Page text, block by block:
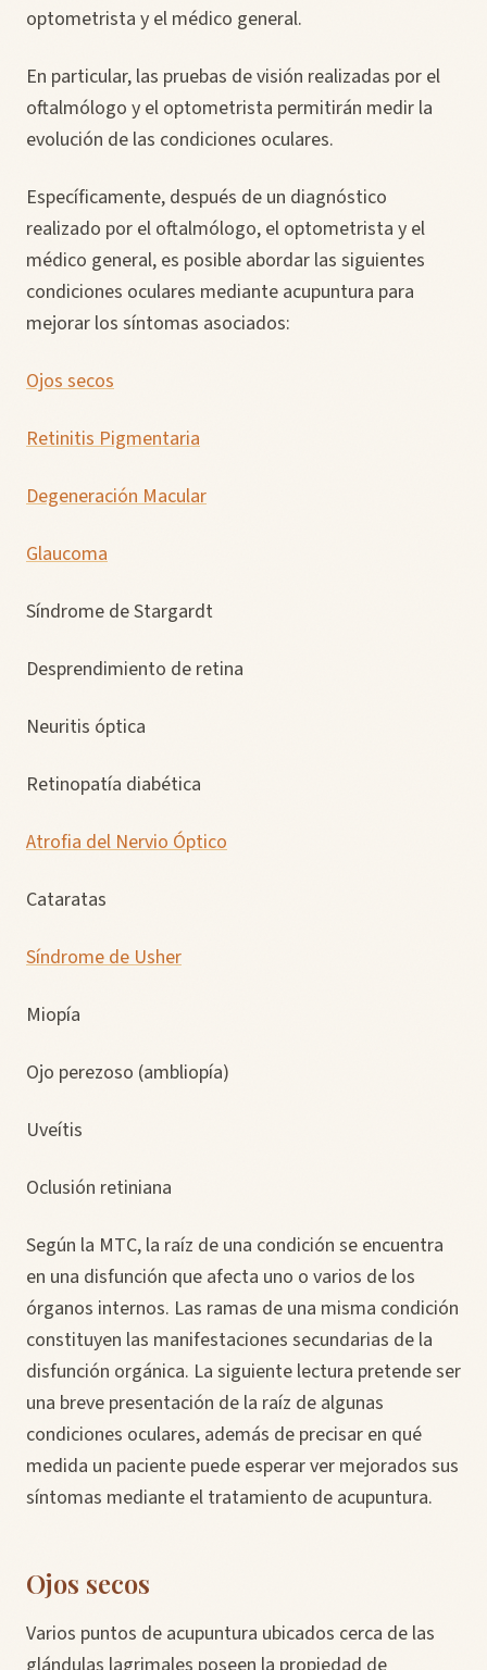
optometrista y el médico general.
En particular, las pruebas de visión realizadas por el
oftalmólogo y el optometrista permitirán medir la
evolución de las condiciones oculares.
Específicamente, después de un diagnóstico
realizado por el oftalmólogo, el optometrista y el
médico general, es posible abordar las siguientes
condiciones oculares mediante acupuntura para
mejorar los síntomas asociados:
Ojos secos
Retinitis Pigmentaria
Degeneración Macular
Glaucoma
Síndrome de Stargardt
Desprendimiento de retina
Neuritis óptica
Retinopatía diabética
Atrofia del Nervio Óptico
Cataratas
Síndrome de Usher
Miopía
Ojo perezoso (ambliopía)
Uveítis
Oclusión retiniana
Según la MTC, la raíz de una condición se encuentra
en una disfunción que afecta uno o varios de los
órganos internos. Las ramas de una misma condición
constituyen las manifestaciones secundarias de la
disfunción orgánica. La siguiente lectura pretende ser
una breve presentación de la raíz de algunas
condiciones oculares, además de precisar en qué
medida un paciente puede esperar ver mejorados sus
síntomas mediante el tratamiento de acupuntura.
Ojos secos
Varios puntos de acupuntura ubicados cerca de las